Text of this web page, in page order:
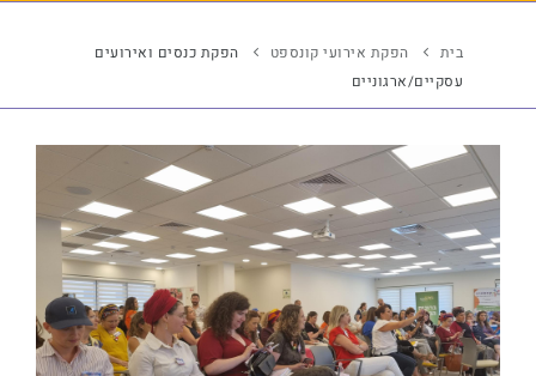
לומדים עם BIZCO
בית הפקת אירועי קונספט
הפקת כנסים ואירועים
עסקיים/ארגוניים